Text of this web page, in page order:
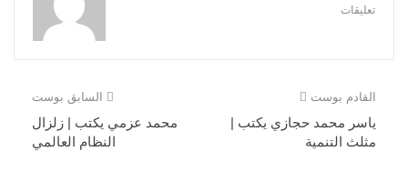
تعليقات
السابق بوست
محمد عزمي يكتب | زلزال
النظام العالمي
القادم بوست
ياسر محمد حجازي يكتب |
مثلث التنمية